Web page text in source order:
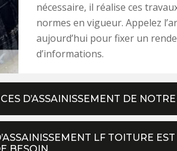
nécessaire, il réalise ces
normes en vigueur. Appelez
aujourd’hui pour fixer un
d’informations.
D’ASSAINISSEMENT DE
LF TOITURE